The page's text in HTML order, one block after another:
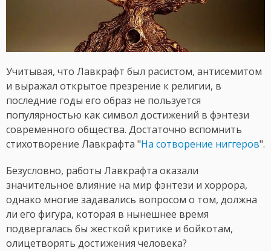
Учитывая, что Лавкрафт был расистом, антисемитом
и выражал открытое презрение к религии, в
последние годы его образ не пользуется
популярностью как символ достижений в фэнтези
современного общества. Достаточно вспомнить
стихотворение Лавкрафта "На сотворение ниггеров".
Безусловно, работы Лавкрафта оказали
значительное влияние на мир фэнтези и хоррора,
однако многие задавались вопросом о том, должна
ли его фигура, которая в нынешнее время
подвергалась бы жесткой критике и бойкотам,
олицетворять достижения человека?